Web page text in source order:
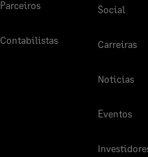
Parceiros
Contabilistas
Social
Carreiras
Noticias
Eventos